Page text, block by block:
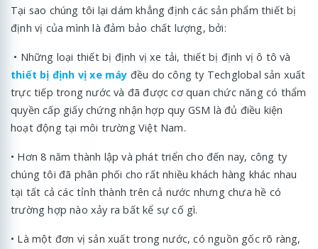
Tại sao chúng tôi lại dám khẳng định các sản phẩm thiết bị
định vị của mình là đảm bảo chất lượng, bởi:
• Những loại thiết bị định vị xe tải, thiết bị định vị ô tô và
thiết bị định vị xe máy đều do công ty Techglobal sản xuất
trực tiếp trong nước và đã được cơ quan chức năng có thẩm
quyền cấp giấy chứng nhận hợp quy GSM là đủ điều kiện
hoạt động tại môi trường Việt Nam.
• Hơn 8 năm thành lập và phát triển cho đến nay, công ty
chúng tôi đã phân phối cho rất nhiều khách hàng khác nhau
tại tất cả các tỉnh thành trên cả nước nhưng chưa hề có
trường hợp nào xảy ra bất kể sự cố gì.
• Là một đơn vị sản xuất trong nước, có nguồn gốc rõ ràng,